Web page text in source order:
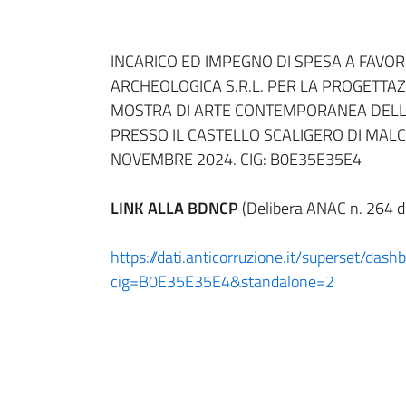
INCARICO ED IMPEGNO DI SPESA A
ARCHEOLOGICA S.R.L. PER LA
MOSTRA DI ARTE CONTEMPORANEA
PRESSO IL CASTELLO SCALIGERO DI
NOVEMBRE 2024. CIG: B0E35E35E4
LINK ALLA BDNCP(Delibera ANAC n. 264
https://dati.anticorruzione.it/superset/
cig=B0E35E35E4&standalone=2